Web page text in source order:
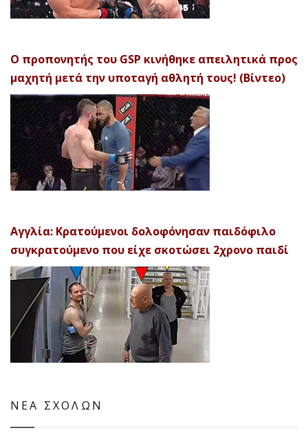
Ο προπονητής του GSP κινήθηκε απειλητικά προς
μαχητή μετά την υποταγή αθλητή τους! (Βίντεο)
Αγγλία: Κρατούμενοι δολοφόνησαν παιδόφιλο
συγκρατούμενο που είχε σκοτώσει 2χρονο παιδί
ΝΕΑ ΣΧΟΛΩΝ